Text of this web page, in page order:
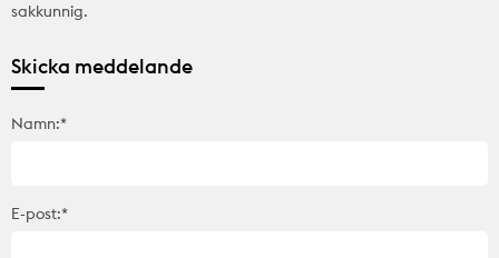
sakkunnig.
Skicka meddelande
Namn:*
E-post:*